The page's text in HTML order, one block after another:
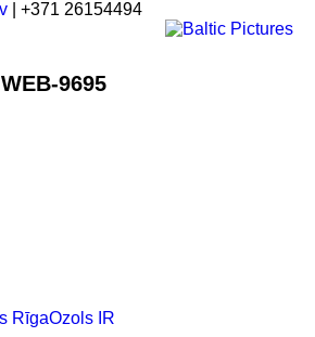
| +371 26154494
9695
Ozols IR